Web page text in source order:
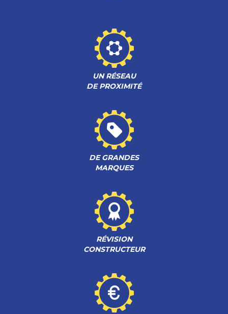
UN RÉSEAU
DE PROXIMITÉ
DE GRANDES
MARQUES
RÉVISION
CONSTRUCTEUR